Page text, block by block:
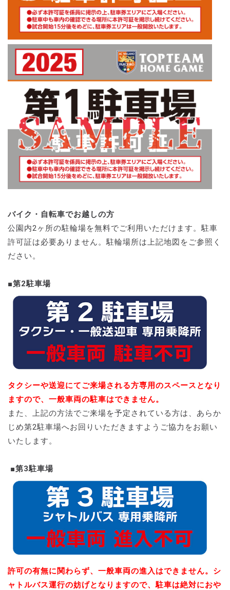
バイク・自転車でお越しの方
公園内2ヶ所の駐輪場を無料でご利用いただけます。駐車
許可証は必要ありません。駐輪場所は上記地図をご参照く
ださい。
■第2駐車場
タクシーや送迎にてご来場される方専用のスペースとなり
ますので、一般車両の駐車はできません。
また、上記の方法でご来場を予定されている方は、あらか
じめ第2駐車場へお回りいただきますようご協力をお願い
いたします。
■第3駐車場
許可の有無に関わらず、一般車両の進入はできません。シ
ャトルバス運行の妨げとなりますので、駐車は絶対におや